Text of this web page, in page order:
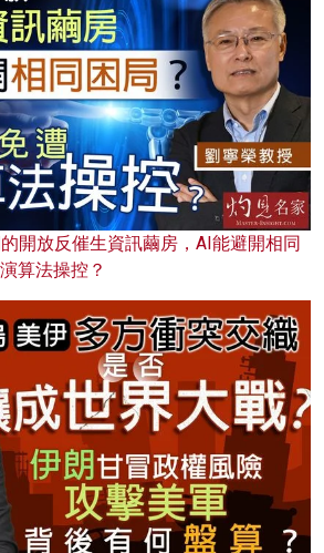
開放反催生資訊繭房，AI能避開相同
算法操控？